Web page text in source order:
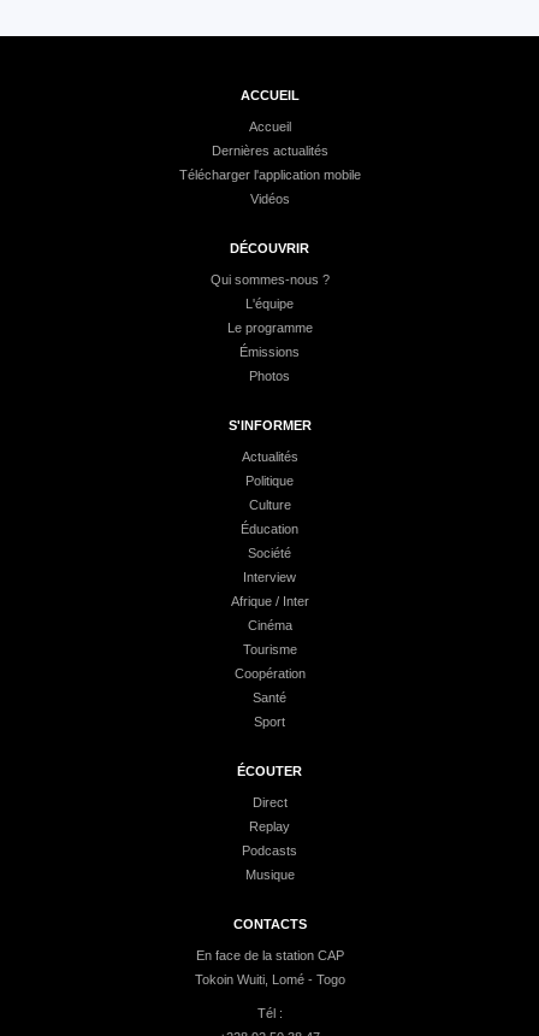
ACCUEIL
Accueil
Dernières actualités
Télécharger l'application mobile
Vidéos
DÉCOUVRIR
Qui sommes-nous ?
L'équipe
Le programme
Émissions
Photos
S'INFORMER
Actualités
Politique
Culture
Éducation
Société
Interview
Afrique / Inter
Cinéma
Tourisme
Coopération
Santé
Sport
ÉCOUTER
Direct
Replay
Podcasts
Musique
CONTACTS
En face de la station CAP
Tokoin Wuiti, Lomé - Togo
Tél :